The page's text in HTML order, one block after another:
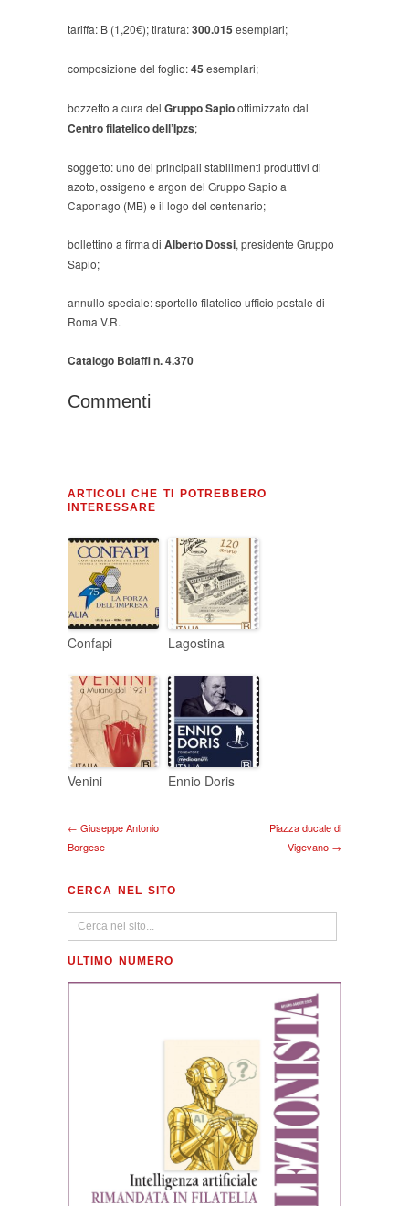
tariffa: B (1,20€); tiratura:300.015 esemplari;
composizione del foglio:45 esemplari;
bozzetto a cura del Gruppo Sapioottimizzato dal
Centro filatelico dell’Ipzs;
soggetto: uno dei principali stabilimenti produttivi di
azoto, ossigeno e argon del Gruppo Sapio a
Caponago (MB) e il logo del centenario;
bollettino a firma di Alberto Dossi, presidente Gruppo
Sapio;
annullo speciale: sportello filatelico ufficio postale di
Roma V.R.
Catalogo Bolaffi n. 4.370
Commenti
ARTICOLI CHE TI POTREBBERO
INTERESSARE
Confapi Lagostina
Venini Ennio Doris
← Giuseppe Antonio
Borgese
Piazza ducale di
Vigevano →
CERCA NEL SITO
ULTIMO NUMERO